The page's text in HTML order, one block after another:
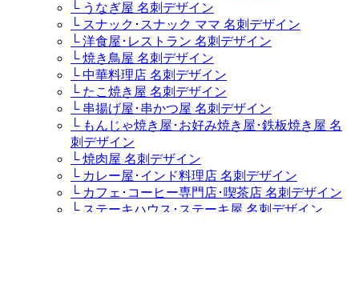
└ うなぎ屋 名刺デザイン
└ スナック･スナック ママ 名刺デザイン
└ 洋食屋･レストラン 名刺デザイン
└ 焼き鳥屋 名刺デザイン
└ 中華料理店 名刺デザイン
└ たこ焼き屋 名刺デザイン
└ 串揚げ屋･串かつ屋 名刺デザイン
└ もんじゃ焼き屋･お好み焼き屋･鉄板焼き屋 名
刺デザイン
└ 焼肉屋 名刺デザイン
└ カレー屋･インド料理店 名刺デザイン
└ カフェ･コーヒー専門店･喫茶店 名刺デザイン
└ ステーキハウス･ステーキ屋 名刺デザイン